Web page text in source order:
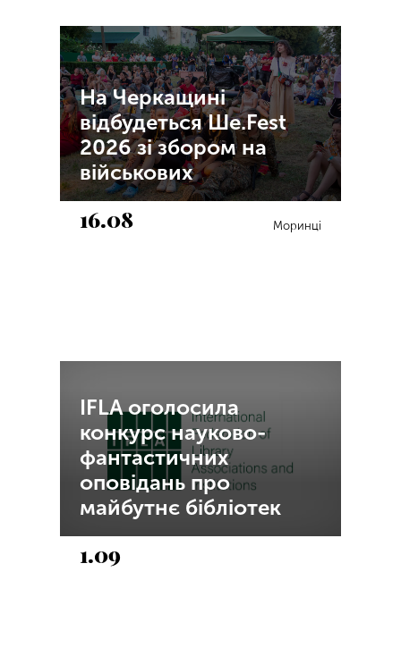
На Черкащині
відбудеться Ше.Fest
2026 зі збором на
військових
16.08 Моринці
IFLA оголосила
конкурс науково-
фантастичних
оповідань про
майбутнє бібліотек
1.09